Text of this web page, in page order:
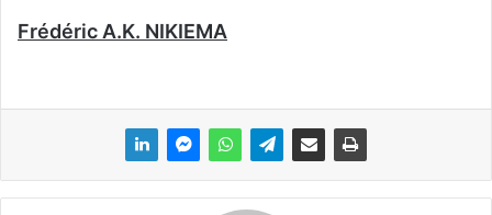
Frédéric A.K. NIKIEMA